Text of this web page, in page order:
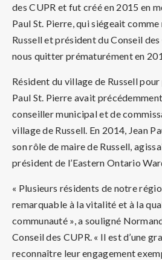
des CUPR et fut créé en 2015 en
Paul St. Pierre, qui siégeait
Russell et président du Conseil
nous quitter prématurément en
Résident du village de Russell pour
Paul St. Pierre avait
conseiller municipal et de
village de Russell. En 2014, Jean
son rôle de maire de Russell,
président de l’Eastern Ontario
« Plusieurs résidents de notre
remarquable à la vitalité et à la
communauté », a souligné
Conseil des CUPR. « Il est d’une
reconnaître leur engagement